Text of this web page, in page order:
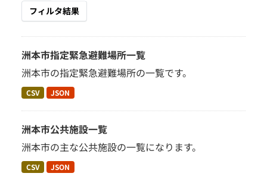
フィルタ結果
洲本市指定緊急避難場所一覧
洲本市の指定緊急避難場所の一覧です。
CSV JSON
洲本市公共施設一覧
洲本市の主な公共施設の一覧になります。
CSV JSON